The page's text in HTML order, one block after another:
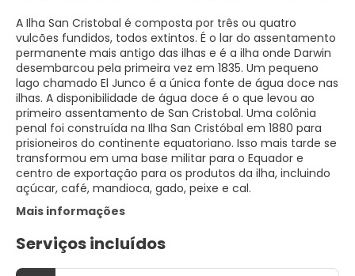
A Ilha San Cristobal é composta por três ou quatro
vulcões fundidos, todos extintos. É o lar do assentamento
permanente mais antigo das ilhas e é a ilha onde Darwin
desembarcou pela primeira vez em 1835. Um pequeno
lago chamado El Junco é a única fonte de água doce nas
ilhas. A disponibilidade de água doce é o que levou ao
primeiro assentamento de San Cristobal. Uma colônia
penal foi construída na Ilha San Cristóbal em 1880 para
prisioneiros do continente equatoriano. Isso mais tarde se
transformou em uma base militar para o Equador e
centro de exportação para os produtos da ilha, incluindo
açúcar, café, mandioca, gado, peixe e cal.
Mais informações
Serviços incluídos